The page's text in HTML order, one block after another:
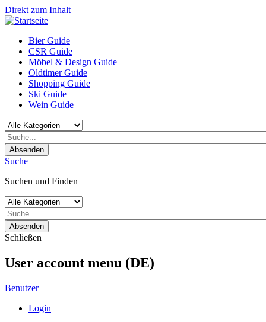
Direkt zum Inhalt
Bier Guide
CSR Guide
Möbel & Design Guide
Oldtimer Guide
Shopping Guide
Ski Guide
Wein Guide
Absenden
Suche
Suchen und Finden
Absenden
Schließen
User account menu (DE)
Benutzer
Login